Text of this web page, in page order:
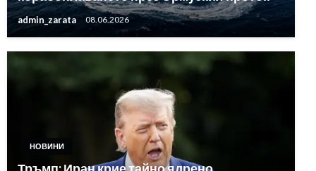
admin_zarata 08.06.2026
НОВИНИ